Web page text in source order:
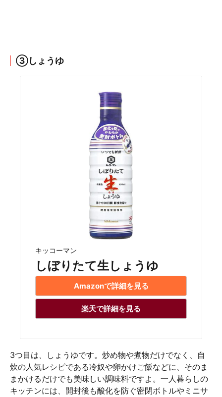
③しょうゆ
キッコーマン
しぼりたて生しょうゆ
Amazonで詳細を見る
楽天で詳細を見る
3つ目は、しょうゆです。炒め物や煮物だけでなく、自
炊の人気レシピである冷奴や卵かけご飯などに、そのま
まかけるだけでも美味しい調味料ですよ。一人暮らしの
キッチンには、開封後も酸化を防ぐ密閉ボトルやミニサ